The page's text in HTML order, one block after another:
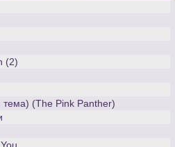
(2)
тема) (The Pink Panther)